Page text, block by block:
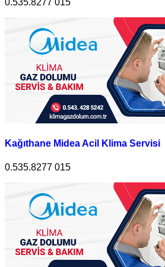
Kağıthane Midea Acil Klima Servisi
0.535.8277 015